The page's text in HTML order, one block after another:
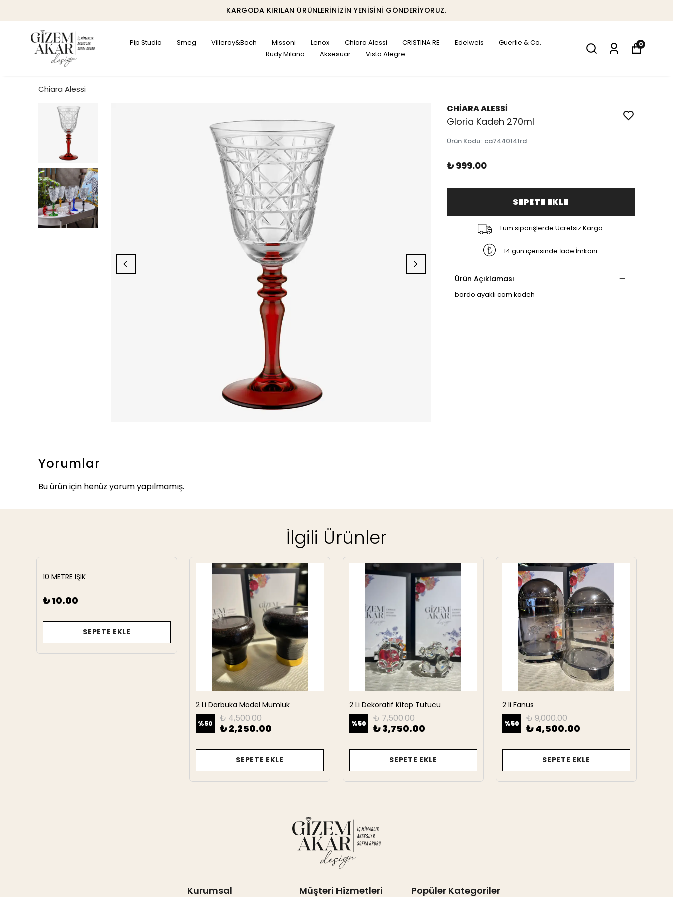
KARGODA KIRILAN ÜRÜNLERINIZIN YENISINI GÖNDERIYORUZ.
Pip Studio Smeg Villeroy&Boch Missoni Lenox Chiara Alessi CRISTINA RE Edelweis
Guerlie & Co.
Rudy Milano
Aksesuar Vista Alegre
0
Chiara Alessi
CHİARA ALESSİ
Gloria Kadeh 270ml
Ürün Kodu: ca7440141rd
₺ 999.00
SEPETE EKLE
Tüm siparişlerde Ücretsiz Kargo
14 gün içerisinde İade İmkanı
Ürün Açıklaması
bordo ayaklı cam kadeh
Yorumlar
Bu ürün için henüz yorum yapılmamış.
İlgili Ürünler
10 METRE IŞIK
₺ 10.00
SEPETE EKLE
2 Li Darbuka Model Mumluk
%50 ₺ 4,500.00
₺ 2,250.00
SEPETE EKLE
2 Li Dekoratif Kitap Tutucu
%50 ₺ 7,500.00
₺ 3,750.00
SEPETE EKLE
2 li Fanus
%50 ₺ 9,000.00
₺ 4,500.00
SEPETE EKLE
Kurumsal Müşteri Hizmetleri Popüler Kategoriler